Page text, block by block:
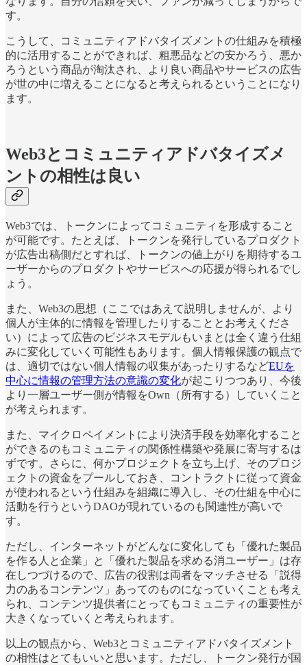
す。
こうして、コミュニティアドバタイズメントの仕組みを積極
的に活用することができれば、粗悪品などの安かろう、悪か
ろうという商品が淘汰され、より良い商品やサービスの広告
が世の中に増えることになると考えられるということになり
ます。
Web3とコミュニティアドバタイズメ
ントの相性は良い
Web3では、トークンによってコミュニティを形成すること
が可能です。たとえば、トークンを発行しているプロダクト
が広告出稿側だとすれば、トークンの値上がりを期待するユ
ーザーからのプロダクトやサービスへの応援が得られるでし
ょう。
また、Web3の思想（ここではあえて説明しませんが、より
個人が主体的に情報を管理したりすることとお考えくださ
い）によって広告のビジネスモデルもいまとは全く違う仕組
みに変化していく可能性もあります。個人情報保護の観点で
は、適切ではない個人情報の収集があったりするなどEUを
中心に情報の管理方法の意識の変化が起こりつつあり、今後
より一層ユーザー側が情報をOwn（所有する）していくこと
が考えられます。
また、マイクロペイメントにより決済手段を効率化すること
ができるのもコミュニティの関係性構築や発展に寄与するは
ずです。さらに、何かプロジェクトを立ち上げ、そのプロジ
ェクトの資金をプールしておき、コントラクトに従って資金
が使われるという仕組みを組織に導入し、その仕組を中心に
活動を行うというDAOが現れているのも関連性が高いで
す。
ただし、インターネットがどんなに変化しても「優れた製品
を作る人と企業」と「優れた製品を求める消ユーザー」は存
在しつづけるので、広告の役割は両者をマッチさせる「説得
力のあるコンテンツ」あってのものになっていくことも考え
られ、コンテンツ提供者にとってもコミュニティの重要性が
大きくなっていくと考えられます。
以上の観点から、Web3とコミュニティアドバタイズメント
の相性はとてもいいと思います。ただし、トークン発行が国